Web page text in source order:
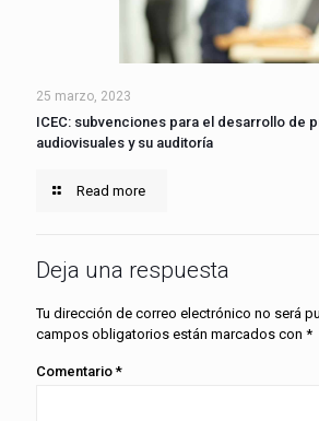
25 marzo, 2023
ICEC: subvenciones para el desarrollo de
audiovisuales y su auditoría
Read more
Deja una respuesta
Tu dirección de correo electrónico no será
campos obligatorios están marcados con *
Comentario *